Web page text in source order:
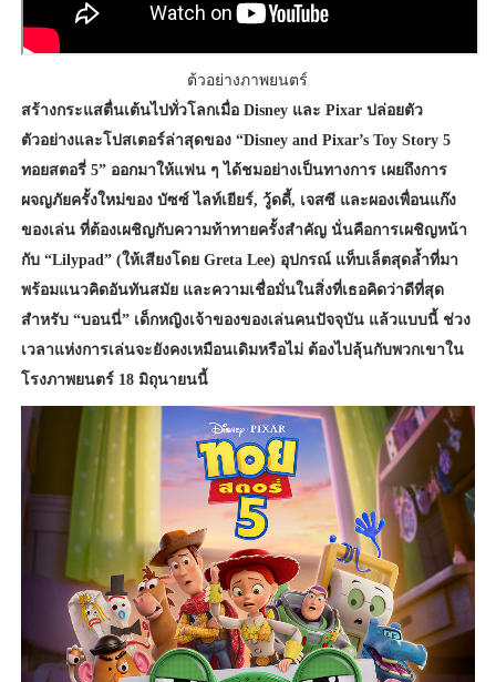
ต้วอย่างภาพยนตร์
สร้างกระแสตื่นเต้นไปทั่วโลกเมื่อ Disney และ Pixar ปล่อยตัว
ตัวอย่างและโปสเตอร์ล่าสุดของ “Disney and Pixar’s Toy Story 5
ทอยสตอรี่ 5” ออกมาให้แฟน ๆ ได้ชมอย่างเป็นทางการ เผยถึงการ
ผจญภัยครั้งใหม่ของ บัซซ์ ไลท์เยียร์, วู้ดดี้, เจสซี และผองเพื่อนแก๊ง
ของเล่น ที่ต้องเผชิญกับความท้าทายครั้งสำคัญ นั่นคือการเผชิญหน้า
กับ “Lilypad” (ให้เสียงโดย Greta Lee) อุปกรณ์ แท็บเล็ตสุดล้ำที่มา
พร้อมแนวคิดอันทันสมัย และความเชื่อมั่นในสิ่งที่เธอคิดว่าดีที่สุด
สำหรับ “บอนนี่” เด็กหญิงเจ้าของของเล่นคนปัจจุบัน แล้วแบบนี้ ช่วง
เวลาแห่งการเล่นจะยังคงเหมือนเดิมหรือไม่ ต้องไปลุ้นกับพวกเขาใน
โรงภาพยนตร์ 18 มิถุนายนนี้